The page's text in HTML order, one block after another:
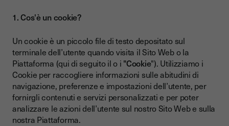
1. Cos'è un cookie?
Un cookie è un piccolo file di testo depositato sul
terminale dell’utente quando visita il Sito Web o la
Piattaforma (qui di seguito il o i "Cookie"). Utilizziamo i
Cookie per raccogliere informazioni sulle abitudini di
navigazione, preferenze e impostazioni dell’utente, per
fornirgli contenuti e servizi personalizzati e per poter
analizzare le azioni dell’utente sul nostro Sito Web e sulla
nostra Piattaforma.